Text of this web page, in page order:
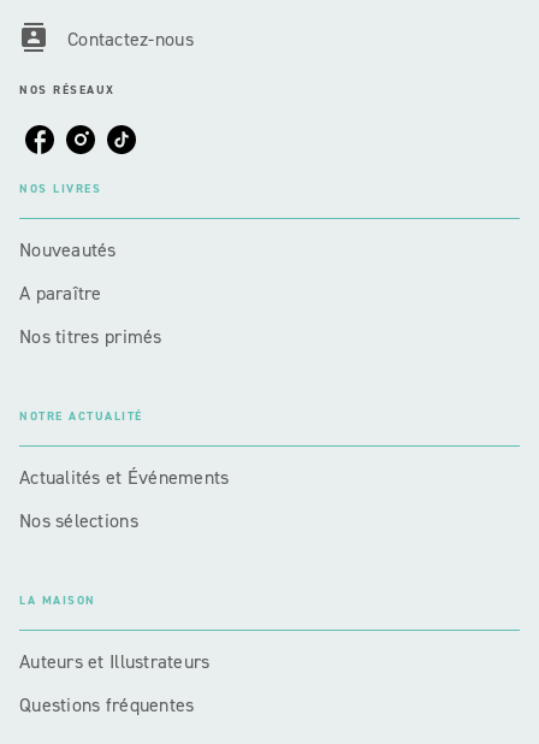
contacts Contactez-nous
NOS RÉSEAUX
NOS LIVRES
Nouveautés
A paraître
Nos titres primés
NOTRE ACTUALITÉ
Actualités et Événements
Nos sélections
LA MAISON
Auteurs et Illustrateurs
Questions fréquentes